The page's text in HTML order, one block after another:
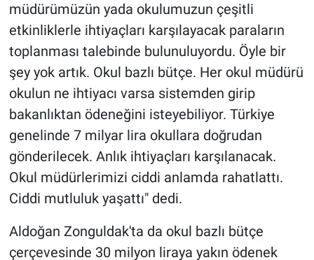
müdürümüzün yada okulumuzun çeşitli
etkinliklerle ihtiyaçları karşılayacak paraların
toplanması talebinde bulunuluyordu. Öyle bir
şey yok artık. Okul bazlı bütçe. Her okul müdürü
okulun ne ihtiyacı varsa sistemden girip
bakanlıktan ödeneğini isteyebiliyor. Türkiye
genelinde 7 milyar lira okullara doğrudan
gönderilecek. Anlık ihtiyaçları karşılanacak.
Okul müdürlerimizi ciddi anlamda rahatlattı.
Ciddi mutluluk yaşattı" dedi.
Aldoğan Zonguldak'ta da okul bazlı bütçe
çerçevesinde 30 milyon liraya yakın ödenek